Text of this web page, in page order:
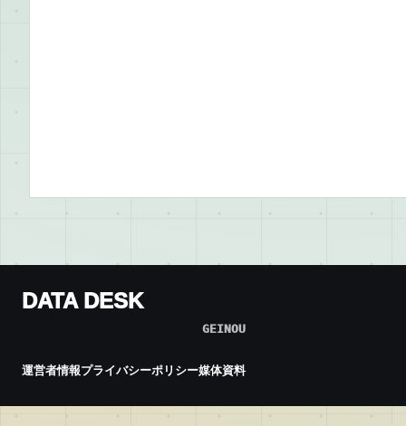
DATA DESK
GEINOU
運営者情報プライバシーポリシー媒体資料